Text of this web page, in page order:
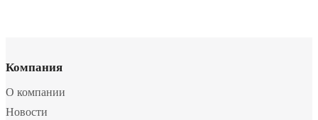
Компания
О компании
Новости